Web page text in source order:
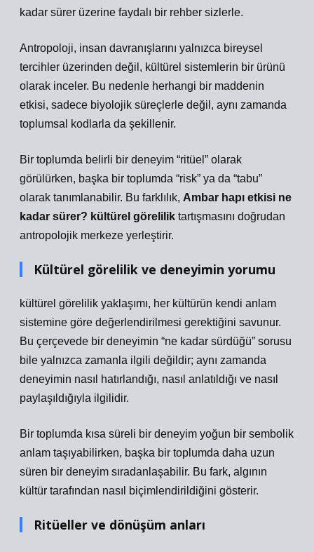
kadar sürer üzerine faydalı bir rehber sizlerle.
Antropoloji, insan davranışlarını yalnızca bireysel
tercihler üzerinden değil, kültürel sistemlerin bir ürünü
olarak inceler. Bu nedenle herhangi bir maddenin
etkisi, sadece biyolojik süreçlerle değil, aynı zamanda
toplumsal kodlarla da şekillenir.
Bir toplumda belirli bir deneyim “ritüel” olarak
görülürken, başka bir toplumda “risk” ya da “tabu”
olarak tanımlanabilir. Bu farklılık, Ambar hapı etkisi ne
kadar sürer? kültürel görelilik tartışmasını doğrudan
antropolojik merkeze yerleştirir.
Kültürel görelilik ve deneyimin yorumu
kültürel görelilik yaklaşımı, her kültürün kendi anlam
sistemine göre değerlendirilmesi gerektiğini savunur.
Bu çerçevede bir deneyimin “ne kadar sürdüğü” sorusu
bile yalnızca zamanla ilgili değildir; aynı zamanda
deneyimin nasıl hatırlandığı, nasıl anlatıldığı ve nasıl
paylaşıldığıyla ilgilidir.
Bir toplumda kısa süreli bir deneyim yoğun bir sembolik
anlam taşıyabilirken, başka bir toplumda daha uzun
süren bir deneyim sıradanlaşabilir. Bu fark, algının
kültür tarafından nasıl biçimlendirildiğini gösterir.
Ritüeller ve dönüşüm anları